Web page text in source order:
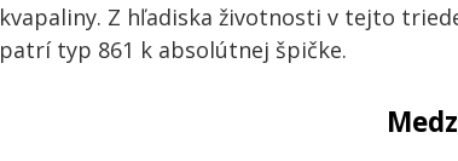
kvapaliny. Z hľadiska životnosti v tejto
patrí typ 861 k absolútnej špičke.